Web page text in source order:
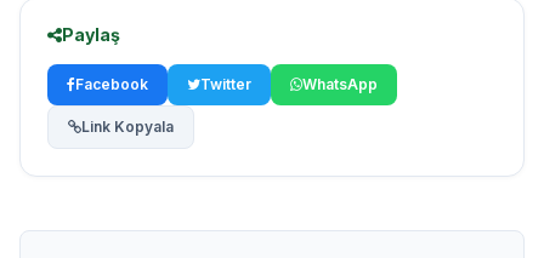
Paylaş
Facebook Twitter WhatsApp
Link Kopyala